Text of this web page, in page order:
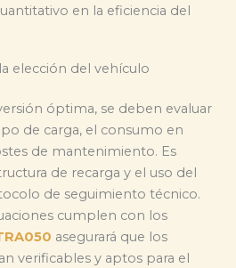
en la eficiencia del
elección del vehículo
óptima, se deben evaluar
de carga, el consumo en
de mantenimiento. Es
de recarga y el uso del
de seguimiento técnico.
cumplen con los
asegurará que los
verificables y aptos para el